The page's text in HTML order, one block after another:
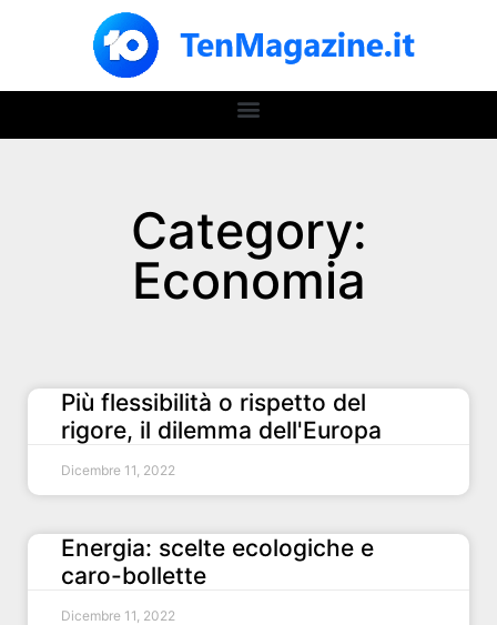
Category:
Economia
Più flessibilità o rispetto del
rigore, il dilemma dell'Europa
Dicembre 11, 2022
Energia: scelte ecologiche e
caro-bollette
Dicembre 11, 2022